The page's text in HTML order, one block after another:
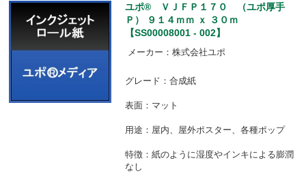
ユポ® ＶＪＦＰ１７０ （ユポ厚手
Ｐ） ９１４ｍｍ ｘ ３０ｍ
【SS00008001 - 002】
メーカー：株式会社ユポ
グレード：合成紙
表面：マット
用途：屋内、屋外ポスター、各種ポップ
特徴：紙のように湿度やインキによる膨潤
なし